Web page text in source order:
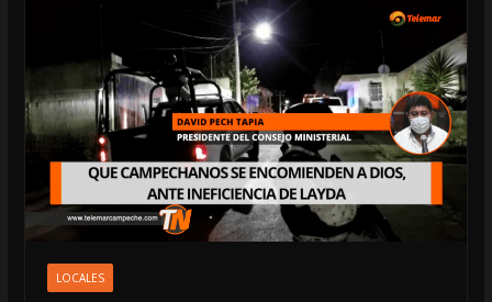
LOCALES